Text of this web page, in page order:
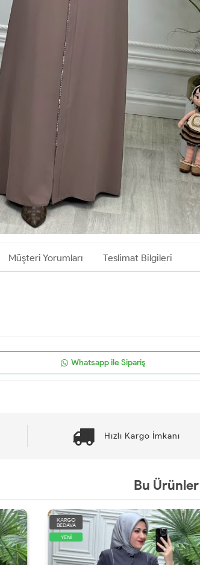
Müşteri Yorumları Teslimat Bilgileri
Whatsapp ile Sipariş
Hızlı Kargo İmkanı
Bu
KARGO
BEDAVA